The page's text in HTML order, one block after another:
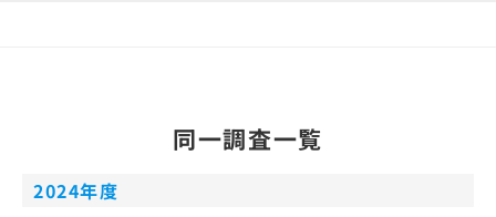
同一調査一覧
2024年度